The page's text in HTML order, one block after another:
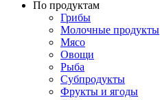
По продуктам
Грибы
Молочные продукты
Мясо
Овощи
Рыба
Субпродукты
Фрукты и ягоды